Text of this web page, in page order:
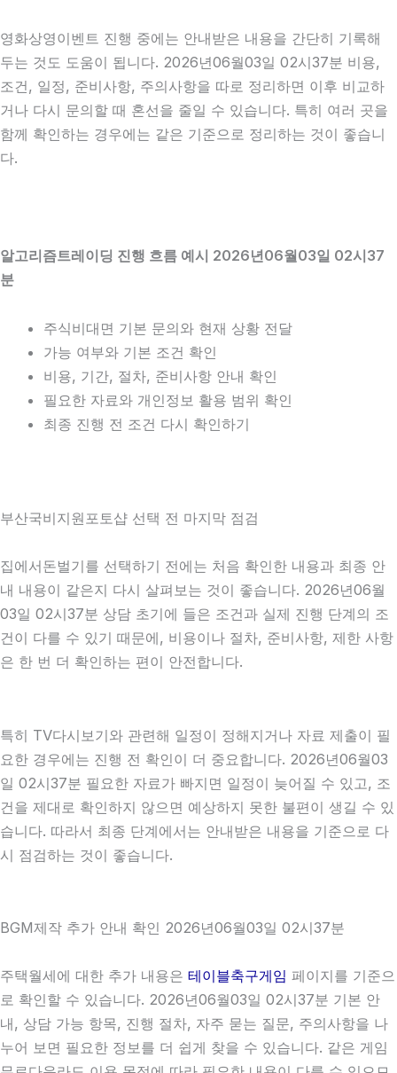
영화상영이벤트 진행 중에는 안내받은 내용을 간단히 기록해
두는 것도 도움이 됩니다. 2026년06월03일 02시37분 비용,
조건, 일정, 준비사항, 주의사항을 따로 정리하면 이후 비교하
거나 다시 문의할 때 혼선을 줄일 수 있습니다. 특히 여러 곳을
함께 확인하는 경우에는 같은 기준으로 정리하는 것이 좋습니
다.
알고리즘트레이딩 진행 흐름 예시 2026년06월03일 02시37
분
주식비대면 기본 문의와 현재 상황 전달
가능 여부와 기본 조건 확인
비용, 기간, 절차, 준비사항 안내 확인
필요한 자료와 개인정보 활용 범위 확인
최종 진행 전 조건 다시 확인하기
부산국비지원포토샵 선택 전 마지막 점검
집에서돈벌기를 선택하기 전에는 처음 확인한 내용과 최종 안
내 내용이 같은지 다시 살펴보는 것이 좋습니다. 2026년06월
03일 02시37분 상담 초기에 들은 조건과 실제 진행 단계의 조
건이 다를 수 있기 때문에, 비용이나 절차, 준비사항, 제한 사항
은 한 번 더 확인하는 편이 안전합니다.
특히 TV다시보기와 관련해 일정이 정해지거나 자료 제출이 필
요한 경우에는 진행 전 확인이 더 중요합니다. 2026년06월03
일 02시37분 필요한 자료가 빠지면 일정이 늦어질 수 있고, 조
건을 제대로 확인하지 않으면 예상하지 못한 불편이 생길 수 있
습니다. 따라서 최종 단계에서는 안내받은 내용을 기준으로 다
시 점검하는 것이 좋습니다.
BGM제작 추가 안내 확인 2026년06월03일 02시37분
주택월세에 대한 추가 내용은 테이블축구게임 페이지를 기준으
로 확인할 수 있습니다. 2026년06월03일 02시37분 기본 안
내, 상담 가능 항목, 진행 절차, 자주 묻는 질문, 주의사항을 나
누어 보면 필요한 정보를 더 쉽게 찾을 수 있습니다. 같은 게임